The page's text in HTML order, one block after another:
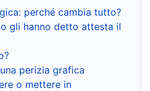
perché cambia tutto?
gli hanno detto attesta il
perizia grafica
o mettere in